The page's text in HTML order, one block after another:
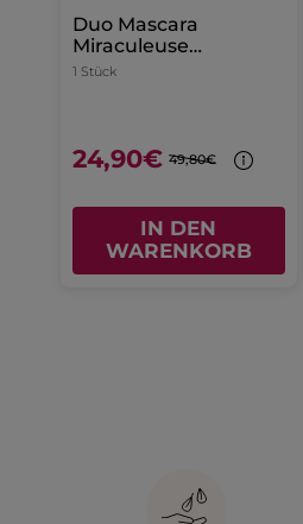
Duo Mascara
Miraculeuse
Définition
1 Stück
24,90€ 49,80€
IN DEN
WARENKORB